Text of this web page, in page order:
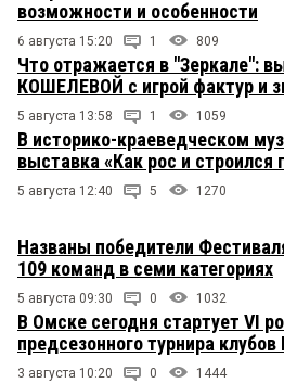
возможности и особенности
6 августа 15:20 1 809
Что отражается в "Зеркале":
КОШЕЛЕВОЙ с игрой фактур и
5 августа 13:58 1 1059
В историко-краеведческом
выставка «Как рос и строился
5 августа 12:40 5 1270
Названы победители
109 команд в семи категориях
5 августа 09:30 0 1032
В Омске сегодня стартует VI
предсезонного турнира
3 августа 10:20 0 1444